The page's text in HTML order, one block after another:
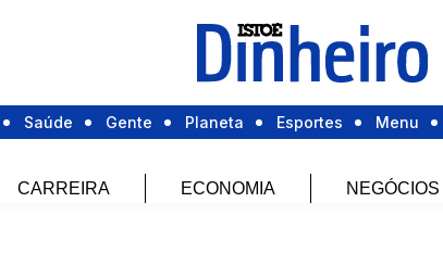
Saúde Gente Planeta Esportes Menu
CARREIRA ECONOMIA NEGÓCIOS